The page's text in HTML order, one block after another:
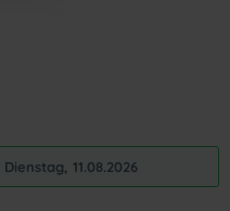
Dienstag, 11.08.2026